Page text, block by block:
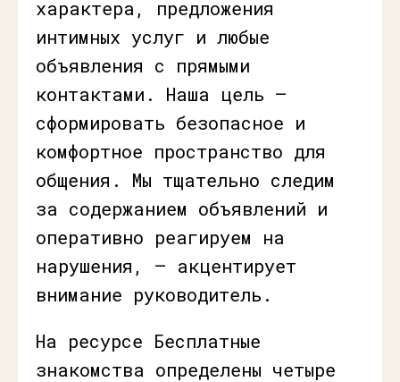
характера, предложения
интимных услуг и любые
объявления с прямыми
контактами. Наша цель —
сформировать безопасное и
комфортное пространство для
общения. Мы тщательно следим
за содержанием объявлений и
оперативно реагируем на
нарушения, — акцентирует
внимание руководитель.
На ресурсе Бесплатные
знакомства определены четыре